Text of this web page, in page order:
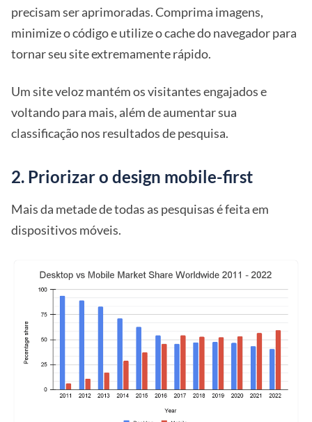
precisam ser aprimoradas. Comprima imagens,
minimize o código e utilize o cache do navegador para
tornar seu site extremamente rápido.
Um site veloz mantém os visitantes engajados e
voltando para mais, além de aumentar sua
classificação nos resultados de pesquisa.
2. Priorizar o design mobile-first
Mais da metade de todas as pesquisas é feita em
dispositivos móveis.